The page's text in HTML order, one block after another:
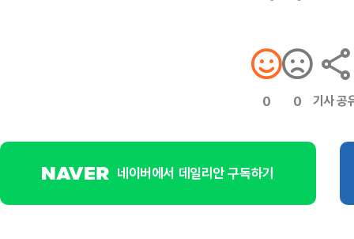
0 0 기사 공
네이버에서 데일리안 구독하기